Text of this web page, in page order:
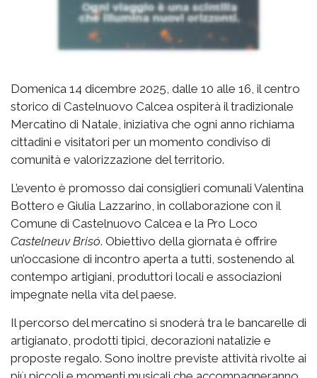
Domenica 14 dicembre 2025, dalle 10 alle 16, il centro
storico di Castelnuovo Calcea ospiterà il tradizionale
Mercatino di Natale, iniziativa che ogni anno richiama
cittadini e visitatori per un momento condiviso di
comunità e valorizzazione del territorio.
L’evento è promosso dai consiglieri comunali Valentina
Bottero e Giulia Lazzarino, in collaborazione con il
Comune di Castelnuovo Calcea e la Pro Loco
Castelneuv Brisó. Obiettivo della giornata è offrire
un’occasione di incontro aperta a tutti, sostenendo al
contempo artigiani, produttori locali e associazioni
impegnate nella vita del paese.
Il percorso del mercatino si snoderà tra le bancarelle di
artigianato, prodotti tipici, decorazioni natalizie e
proposte regalo. Sono inoltre previste attività rivolte ai